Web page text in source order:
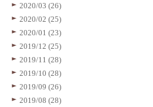
2020/03 (26)
2020/02 (25)
2020/01 (23)
2019/12 (25)
2019/11 (28)
2019/10 (28)
2019/09 (26)
2019/08 (28)